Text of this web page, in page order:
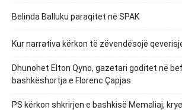
Belinda Balluku paraqitet në SPAK
Kur narrativa kërkon të zëvendësojë
Dhunohet Elton Qyno, gazetari goditet në
bashkëshortja e Florenc Çapjas
PS kërkon shkrirjen e bashkisë Memaliaj,